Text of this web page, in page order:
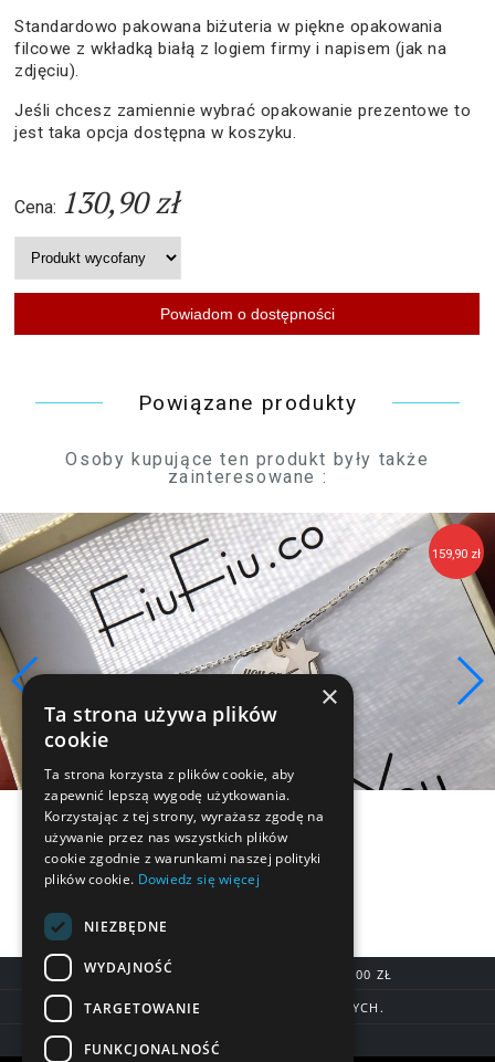
Standardowo pakowana biżuteria w piękne opakowania
filcowe z wkładką białą z logiem firmy i napisem (jak na
zdjęciu).
Jeśli chcesz zamiennie wybrać opakowanie prezentowe to
jest taka opcja dostępna w koszyku.
Cena: 130,90 zł
Powiązane produkty
Osoby kupujące ten produkt były także
zainteresowane :
159,90 zł
DARMOWA DOSTAWA OD 200,00 ZŁ
DOSTAWA DO 7 DNI ROBOCZYCH.
BLIK, SZYBKIE PRZELEWY
×
Ta strona używa plików
cookie
Ta strona korzysta z plików cookie, aby
zapewnić lepszą wygodę użytkowania.
Korzystając z tej strony, wyrażasz zgodę na
używanie przez nas wszystkich plików
cookie zgodnie z warunkami naszej polityki
plików cookie. Dowiedz się więcej
NIEZBĘDNE
WYDAJNOŚĆ
TARGETOWANIE
FUNKCJONALNOŚĆ